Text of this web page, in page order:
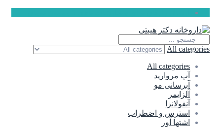
All categories
All categories
آب مروارید
آبرسانی مو
آلزایمر
آنفولانزا
استرس و اضطراب
اشتها آور